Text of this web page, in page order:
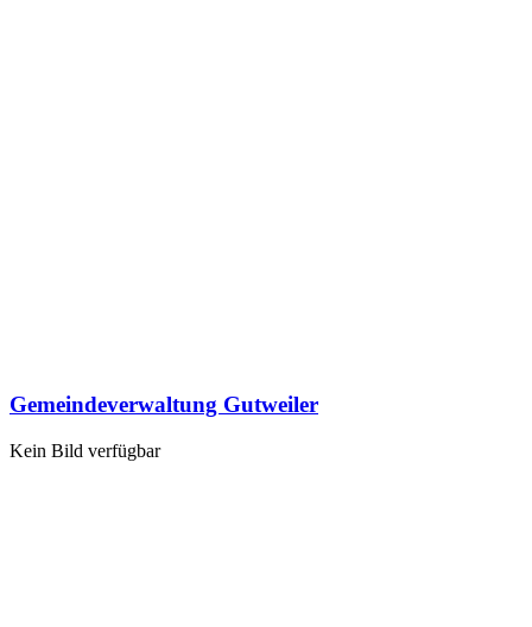
Gemeindeverwaltung Gutweiler
Kein Bild verfügbar